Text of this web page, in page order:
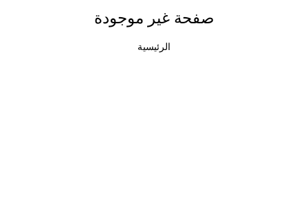
صفحة غير موجودة
الرئيسية